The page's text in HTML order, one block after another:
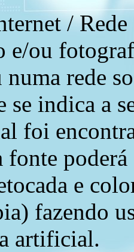
/
e/ou
rede
se indica a
foi
fonte
e
fazendo
artificial.